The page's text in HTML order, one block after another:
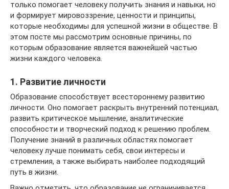
только помогает человеку получить знания и навыки, но
и формирует мировоззрение, ценности и принципы,
которые необходимы для успешной жизни в обществе. В
этом посте мы рассмотрим основные причины, по
которым образование является важнейшей частью
жизни каждого человека.
1. Развитие личности
Образование способствует всестороннему развитию
личности. Оно помогает раскрыть внутренний потенциал,
развить критическое мышление, аналитические
способности и творческий подход к решению проблем.
Получение знаний в различных областях помогает
человеку лучше понимать себя, свои интересы и
стремления, а также выбирать наиболее подходящий
путь в жизни.